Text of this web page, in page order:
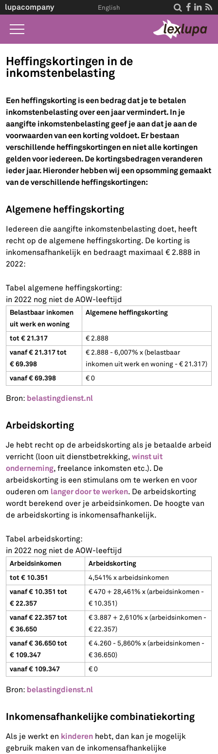
lupacompany    
English
Home
Wat we doen
Life Events
Over ons
Contact
Heffingskortingen in de
inkomstenbelasting
Een heffingskorting is een bedrag dat je te betalen
inkomstenbelasting over een jaar vermindert. In je
aangifte inkomstenbelasting geef je aan dat je aan de
voorwaarden van een korting voldoet. Er bestaan
verschillende heffingskortingen en niet alle kortingen
gelden voor iedereen. De kortingsbedragen veranderen
ieder jaar. Hieronder hebben wij een opsomming gemaakt
van de verschillende heffingskortingen:
Algemene heffingskorting
Iedereen die aangifte inkomstenbelasting doet, heeft
recht op de algemene heffingskorting. De korting is
inkomensafhankelijk en bedraagt maximaal € 2.888 in
2022:
Tabel algemene heffingskorting:
in 2022 nog niet de AOW-leeftijd
Belastbaar inkomen
uit werk en woning
Algemene heffingskorting
tot € 21.317 € 2.888
vanaf € 21.317 tot
€ 69.398
€ 2.888 - 6,007% x (belastbaar
inkomen uit werk en woning - € 21.317)
vanaf € 69.398 € 0
Bron: belastingdienst.nl
Arbeidskorting
Je hebt recht op de arbeidskorting als je betaalde arbeid
verricht (loon uit dienstbetrekking,winst uit
onderneming, freelance inkomsten etc.). De
arbeidskorting is een stimulans om te werken en voor
ouderen om langer door te werken. De arbeidskorting
wordt berekend over je arbeidsinkomen. De hoogte van
de arbeidskorting is inkomensafhankelijk.
Tabel arbeidskorting:
in 2022 nog niet de AOW-leeftijd
Arbeidsinkomen
Arbeidskorting
tot € 10.351
4,541% x arbeidsinkomen
vanaf € 10.351 tot
€ 22.357
€ 470 + 28,461% x (arbeidsinkomen -
€ 10.351)
vanaf € 22.357 tot
€ 36.650
€ 3.887 + 2,610% x (arbeidsinkomen -
€ 22.357)
vanaf € 36.650 tot
€ 109.347
€ 4.260 - 5,860% x (arbeidsinkomen -
€ 36.650)
vanaf € 109.347 € 0
Bron: belastingdienst.nl
Inkomensafhankelijke combinatiekorting
Als je werkt en kinderen hebt, dan kan je mogelijk
gebruik maken van de inkomensafhankelijke